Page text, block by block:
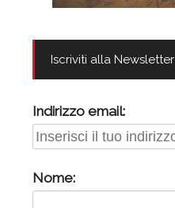
Iscriviti alla Newsletter
Indirizzo email:
Nome: